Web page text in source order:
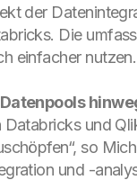
der
Die
einfacher
und
so
und -